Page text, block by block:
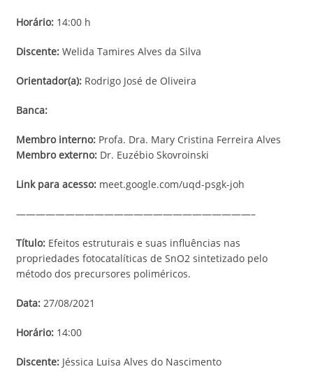
Horário: 14:00 h
Discente: Welida Tamires Alves da Silva
Orientador(a): Rodrigo José de Oliveira
Banca:
Membro interno: Profa. Dra. Mary Cristina Ferreira Alves
Membro externo: Dr. Euzébio Skovroinski
Link para acesso: meet.google.com/uqd-psgk-joh
————————————————————————–
Título: Efeitos estruturais e suas influências nas
propriedades fotocatalíticas de SnO2 sintetizado pelo
método dos precursores poliméricos.
Data: 27/08/2021
Horário: 14:00
Discente: Jéssica Luisa Alves do Nascimento